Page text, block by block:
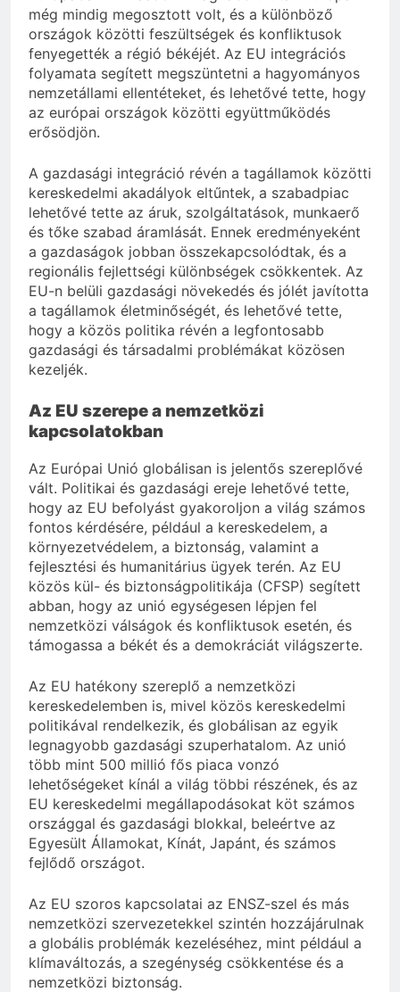
még mindig megosztott volt, és a különböző
országok közötti feszültségek és konfliktusok
fenyegették a régió békéjét. Az EU integrációs
folyamata segített megszüntetni a hagyományos
nemzetállami ellentéteket, és lehetővé tette, hogy
az európai országok közötti együttműködés
erősödjön.
A gazdasági integráció révén a tagállamok közötti
kereskedelmi akadályok eltűntek, a szabadpiac
lehetővé tette az áruk, szolgáltatások, munkaerő
és tőke szabad áramlását. Ennek eredményeként
a gazdaságok jobban összekapcsolódtak, és a
regionális fejlettségi különbségek csökkentek. Az
EU-n belüli gazdasági növekedés és jólét javította
a tagállamok életminőségét, és lehetővé tette,
hogy a közös politika révén a legfontosabb
gazdasági és társadalmi problémákat közösen
kezeljék.
Az EU szerepe a nemzetközi
kapcsolatokban
Az Európai Unió globálisan is jelentős szereplővé
vált. Politikai és gazdasági ereje lehetővé tette,
hogy az EU befolyást gyakoroljon a világ számos
fontos kérdésére, például a kereskedelem, a
környezetvédelem, a biztonság, valamint a
fejlesztési és humanitárius ügyek terén. Az EU
közös kül- és biztonságpolitikája (CFSP) segített
abban, hogy az unió egységesen lépjen fel
nemzetközi válságok és konfliktusok esetén, és
támogassa a békét és a demokráciát világszerte.
Az EU hatékony szereplő a nemzetközi
kereskedelemben is, mivel közös kereskedelmi
politikával rendelkezik, és globálisan az egyik
legnagyobb gazdasági szuperhatalom. Az unió
több mint 500 millió fős piaca vonzó
lehetőségeket kínál a világ többi részének, és az
EU kereskedelmi megállapodásokat köt számos
országgal és gazdasági blokkal, beleértve az
Egyesült Államokat, Kínát, Japánt, és számos
fejlődő országot.
Az EU szoros kapcsolatai az ENSZ-szel és más
nemzetközi szervezetekkel szintén hozzájárulnak
a globális problémák kezeléséhez, mint például a
klímaváltozás, a szegénység csökkentése és a
nemzetközi biztonság.